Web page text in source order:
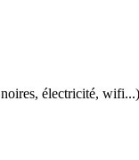
électricité,